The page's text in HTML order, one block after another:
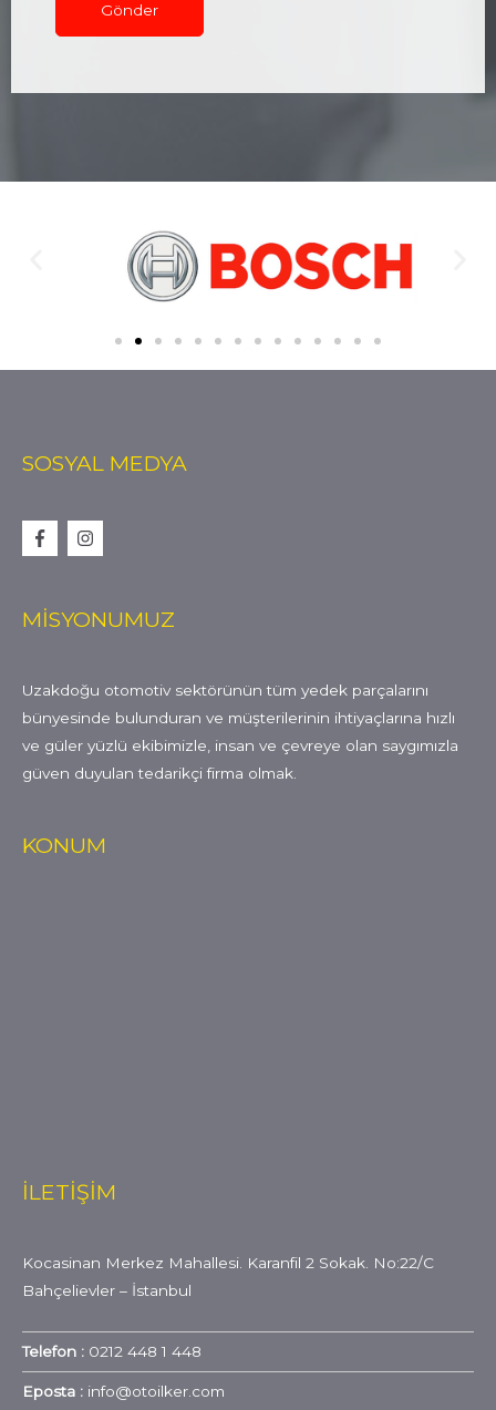
Gönder
SOSYAL MEDYA
MİSYONUMUZ
Uzakdoğu otomotiv sektörünün tüm yedek parçalarını
bünyesinde bulunduran ve müşterilerinin ihtiyaçlarına hızlı
ve güler yüzlü ekibimizle, insan ve çevreye olan saygımızla
güven duyulan tedarikçi firma olmak.
KONUM
İLETİŞİM
Kocasinan Merkez Mahallesi. Karanfil 2 Sokak. No:22/C
Bahçelievler – İstanbul
Telefon : 0212 448 1 448
Eposta : info@otoilker.com